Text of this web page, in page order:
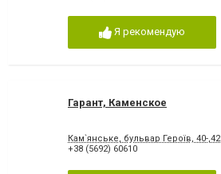
Я рекомендую
Гарант, Каменское
Кам`янське, бульвар Героїв, 40-,42
+38 (5692) 60610